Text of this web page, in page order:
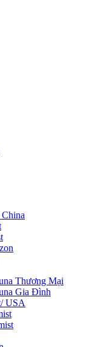
China
Thương Mại
Gia Đình
USA